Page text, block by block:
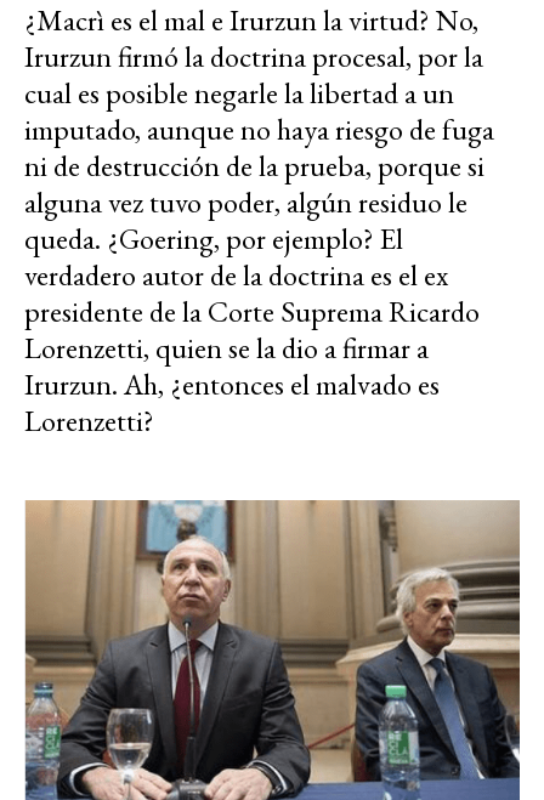
¿Macrì es el mal e Irurzun la virtud? No,
Irurzun firmó la doctrina procesal, por la
cual es posible negarle la libertad a un
imputado, aunque no haya riesgo de fuga
ni de destrucción de la prueba, porque si
alguna vez tuvo poder, algún residuo le
queda. ¿Goering, por ejemplo? El
verdadero autor de la doctrina es el ex
presidente de la Corte Suprema Ricardo
Lorenzetti, quien se la dio a firmar a
Irurzun. Ah, ¿entonces el malvado es
Lorenzetti?